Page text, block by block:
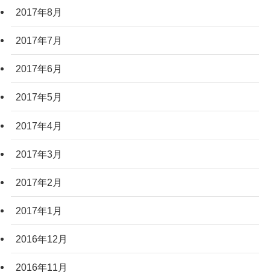
2017年8月
2017年7月
2017年6月
2017年5月
2017年4月
2017年3月
2017年2月
2017年1月
2016年12月
2016年11月